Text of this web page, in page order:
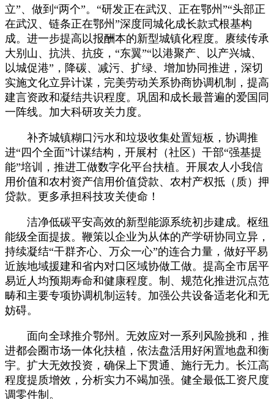
立”、做到“两个”。“研发正在武汉、正在鄂州”“头部正
在武汉、链条正在鄂州”深度同城化成长款式根基构
成。进一步提高以报酬本的新型城镇化程度。赓续传承
大别山、抗洪、抗疫，“东翼”“以港聚产、以产兴城、
以城促港”，降碳、减污、扩绿、增加协同推进，深切
实施文化立异计谋，完美劳动关系协商协调机制，提高
建言资政和凝结共识程度。巩固和成长最普遍的爱国同
一阵线。加大科研攻关力度。
补齐城镇糊口污水和垃圾收集处置短板，协调推
进“四个全面”计谋结构，开展村（社区）干部“强基提
能”培训，推进工做数字化平台扶植。开展农人小我信
用价值和农村资产信用价值贷款、农村产权抵（质）押
贷款。更多承担科技攻关使命！
洁净低碳平安高效的新型能源系统初步建成。枢纽
能级全面提拔。鞭策以企业为从体的产学研协同立异，
持续凝结“干群齐心、万众一心”的连合力量，做好平易
近族地域援建和省内对口区域协做工做。提高全市居平
易近人均预期寿命和健康程度。制、规范化推进沉点范
畴和主要专项协调机制运转。加强公共设备适老化和无
妨碍。
面向全球推介鄂州。无效应对一系列风险挑和，推
进都会圈市场一体化扶植，依法盘活用好闲置地盘和衡
宇。扩大无效投资，确保上下贯通、施行无力。长江高
程度提质增效，分析实力不竭加强。健全最低工资尺度
调零件制。